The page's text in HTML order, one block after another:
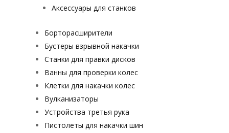
Аксессуары для станков
Борторасширители
Бустеры взрывной накачки
Станки для правки дисков
Ванны для проверки колес
Клетки для накачки колес
Вулканизаторы
Устройства третья рука
Пистолеты для накачки шин